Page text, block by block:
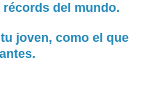
del mundo.
joven, como el que